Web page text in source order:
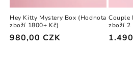
Hey Kitty Mystery Box (Hodnota
zboží 1800+ Kč)
Běžná
980,00 CZK
Couple
zboží 2